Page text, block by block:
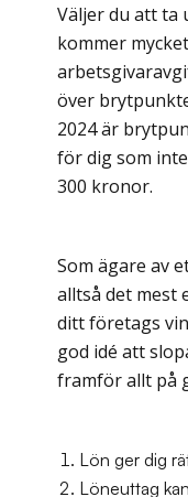
Väljer du att ta
kommer
över
2024 är
för dig som
300 kronor.
Som ägare av
alltså det mest
ditt företags
god idé att
framför allt på
Lön ger dig
Löneuttag